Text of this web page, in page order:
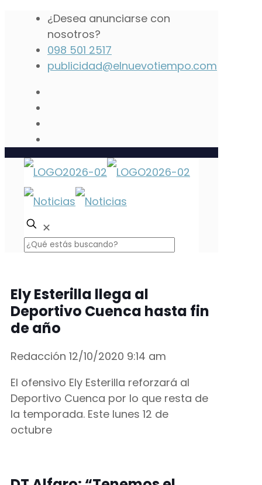
¿Desea anunciarse con
nosotros?
098 501 2517
publicidad@elnuevotiempo.com
✕
Ely Esterilla llega al
Deportivo Cuenca hasta fin
de año
Redacción 12/10/2020 9:14 am
El ofensivo Ely Esterilla reforzará al
Deportivo Cuenca por lo que resta de
la temporada. Este lunes 12 de
octubre